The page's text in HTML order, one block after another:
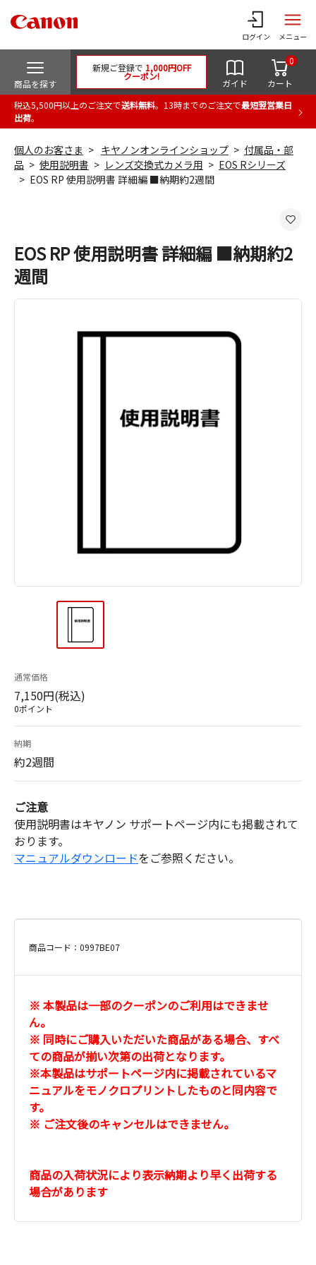
ログイン メニュー
商品を探す
新規ご登録で 1,000円OFF
クーポン!
ガイド カート
0
税込5,500円以上のご注文で送料無料。13時までのご注文で最短翌営業日
出荷。
個人のお客さま キヤノンオンラインショップ
付属品・部
品
使用説明書 レンズ交換式カメラ用
EOS Rシリーズ
EOS RP 使用説明書 詳細編 ■納期約2週間
EOS RP 使用説明書 詳細編 ■納期約2
週間
通常価格
7,150円(税込)
0ポイント
納期
約2週間
ご注意
使用説明書はキヤノン サポートページ内にも掲載されて
おります。
マニュアルダウンロードをご参照ください。
商品コード：0997BE07
※ 本製品は一部のクーポンのご利用はできませ
ん。
※ 同時にご購入いただいた商品がある場合、すべ
ての商品が揃い次第の出荷となります。
※本製品はサポートページ内に掲載されているマ
ニュアルをモノクロプリントしたものと同内容で
す。
※ ご注文後のキャンセルはできません。
商品の入荷状況により表示納期より早く出荷する
場合があります